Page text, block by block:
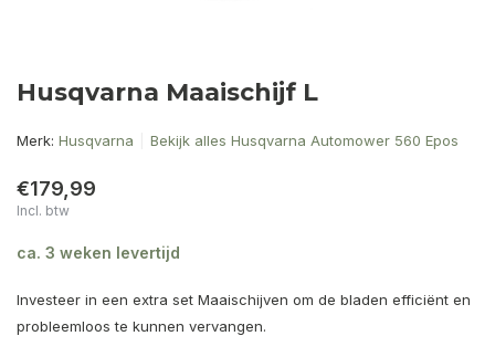
Husqvarna Maaischijf L
Merk: Husqvarna Bekijk alles Husqvarna Automower 560 Epos
€179,99
Incl. btw
ca. 3 weken levertijd
Investeer in een extra set Maaischijven om de bladen efficiënt en
probleemloos te kunnen vervangen.